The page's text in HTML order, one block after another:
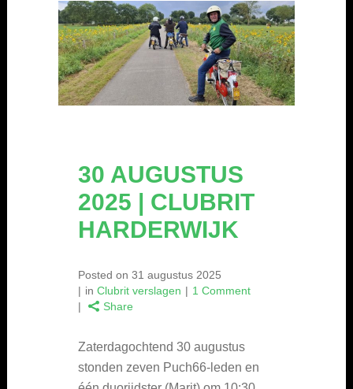
30 AUGUSTUS
2025 | CLUBRIT
HARDERWIJK
Posted on 31 augustus 2025
in Clubrit verslagen
1 Comment
Share
Zaterdagochtend 30 augustus
stonden zeven Puch66-leden en